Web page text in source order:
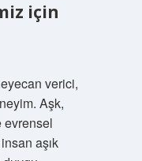
için
verici,
Aşk,
evrensel
aşık